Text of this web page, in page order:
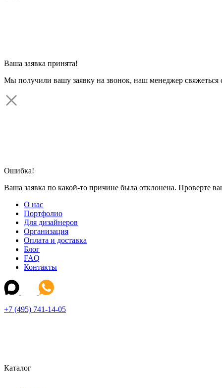
Ваша заявка принята!
Мы получили вашу заявку на звонок, наш менеджер
Ошибка!
Ваша заявка по какой-то причине была отклонена. Проверте
О нас
Портфолио
Для дизайнеров
Организация
Оплата и доставка
Блог
FAQ
Контакты
+7 (495) 741-14-05
Каталог